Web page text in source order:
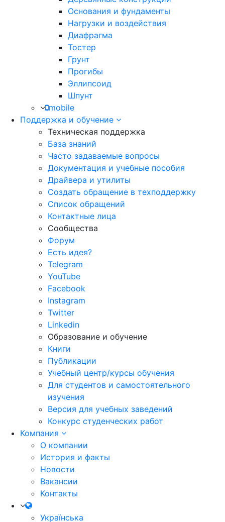
Основания и фундаменты
Нагрузки и воздействия
Диафрагма
Тостер
Грунт
Прогибы
Эллипсоид
Шпунт
mobile
Поддержка и обучение
Техническая поддержка
База знаний
Часто задаваемые вопросы
Документация и учебные пособия
Драйвера и утилиты
Создать обращение в техподдержку
Список обращений
Контактные лица
Сообщества
Форум
Есть идея?
Telegram
YouTube
Facebook
Instagram
Twitter
Linkedin
Образование и обучение
Книги
Публикации
Учебный центр/курсы обучения
Для студентов и самостоятельного
изучения
Версия для учебных заведений
Конкурс студенческих работ
Компания
О компании
История и факты
Новости
Вакансии
Контакты
Українська